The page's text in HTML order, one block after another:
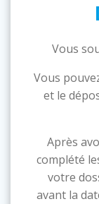
Vous
Vous
et le
Après
complété
votre
avant la